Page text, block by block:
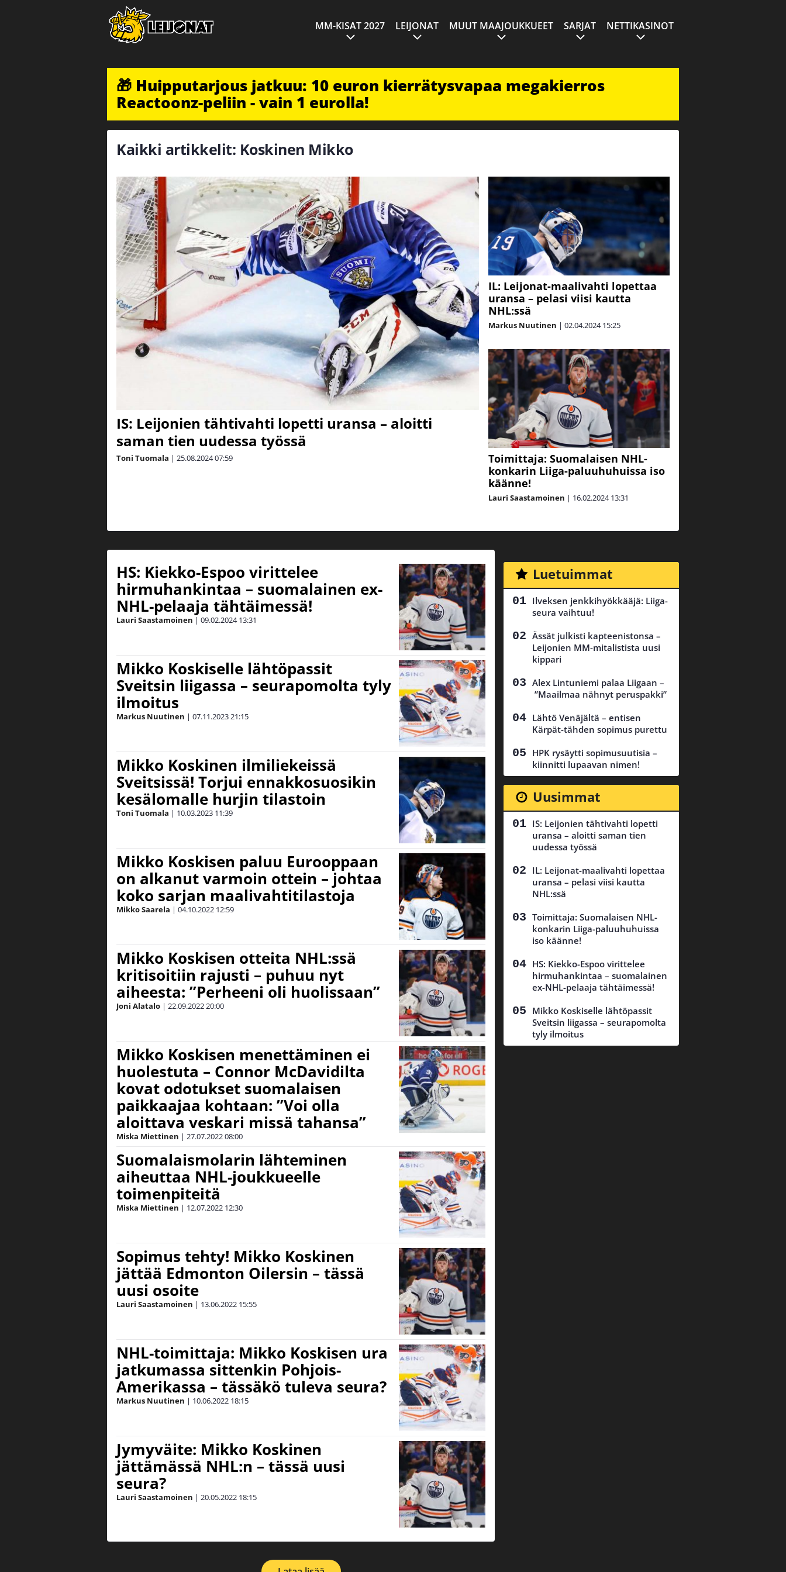
MM-KISAT 2027 LEIJONAT MUUT MAAJOUKKUEET SARJAT NETTIKASINOT
🎁 Huipputarjous jatkuu: 10 euron kierrätysvapaa megakierros
Reactoonz-peliin - vain 1 eurolla!
Kaikki artikkelit: Koskinen Mikko
IS: Leijonien tähtivahti lopetti uransa – aloitti
saman tien uudessa työssä
Toni Tuomala | 25.08.202407:59
IL: Leijonat-maalivahti lopettaa
uransa – pelasi viisi kautta
NHL:ssä
Markus Nuutinen | 02.04.2024 15:25
Toimittaja: Suomalaisen NHL-
konkarin Liiga-paluuhuhuissa iso
käänne!
Lauri Saastamoinen | 16.02.2024 13:31
HS: Kiekko-Espoo virittelee
hirmuhankintaa – suomalainen ex-
NHL-pelaaja tähtäimessä!
Lauri Saastamoinen | 09.02.2024 13:31
Mikko Koskiselle lähtöpassit
Sveitsin liigassa – seurapomolta tyly
ilmoitus
Markus Nuutinen | 07.11.202321:15
Mikko Koskinen ilmiliekeissä
Sveitsissä! Torjui ennakkosuosikin
kesälomalle hurjin tilastoin
Toni Tuomala | 10.03.2023 11:39
Mikko Koskisen paluu Eurooppaan
on alkanut varmoin ottein – johtaa
koko sarjan maalivahtitilastoja
Mikko Saarela | 04.10.2022 12:59
Mikko Koskisen otteita NHL:ssä
kritisoitiin rajusti – puhuu nyt
aiheesta: ”Perheeni oli huolissaan”
Joni Alatalo | 22.09.202220:00
Mikko Koskisen menettäminen ei
huolestuta – Connor McDavidilta
kovat odotukset suomalaisen
paikkaajaa kohtaan: ”Voi olla
aloittava veskari missä tahansa”
Miska Miettinen | 27.07.202208:00
Suomalaismolarin lähteminen
aiheuttaa NHL-joukkueelle
toimenpiteitä
Miska Miettinen | 12.07.2022 12:30
Sopimus tehty! Mikko Koskinen
jättää Edmonton Oilersin – tässä
uusi osoite
Lauri Saastamoinen | 13.06.2022 15:55
NHL-toimittaja: Mikko Koskisen ura
jatkumassa sittenkin Pohjois-
Amerikassa – tässäkö tuleva seura?
Markus Nuutinen | 10.06.2022 18:15
Jymyväite: Mikko Koskinen
jättämässä NHL:n – tässä uusi
seura?
Lauri Saastamoinen | 20.05.2022 18:15
Luetuimmat
Ilveksen jenkkihyökkääjä: Liiga-
seura vaihtuu!
Ässät julkisti kapteenistonsa –
Leijonien MM-mitalistista uusi
kippari
Alex Lintuniemi palaa Liigaan –
”Maailmaa nähnyt peruspakki”
Lähtö Venäjältä – entisen
Kärpät-tähden sopimus purettu
HPK rysäytti sopimusuutisia –
kiinnitti lupaavan nimen!
Uusimmat
IS: Leijonien tähtivahti lopetti
uransa – aloitti saman tien
uudessa työssä
IL: Leijonat-maalivahti lopettaa
uransa – pelasi viisi kautta
NHL:ssä
Toimittaja: Suomalaisen NHL-
konkarin Liiga-paluuhuhuissa
iso käänne!
HS: Kiekko-Espoo virittelee
hirmuhankintaa – suomalainen
ex-NHL-pelaaja tähtäimessä!
Mikko Koskiselle lähtöpassit
Sveitsin liigassa – seurapomolta
tyly ilmoitus